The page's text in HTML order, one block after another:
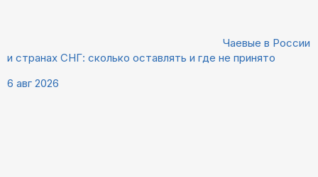
Чаевые в России
и странах СНГ: сколько оставлять и где не принято
6 авг 2026